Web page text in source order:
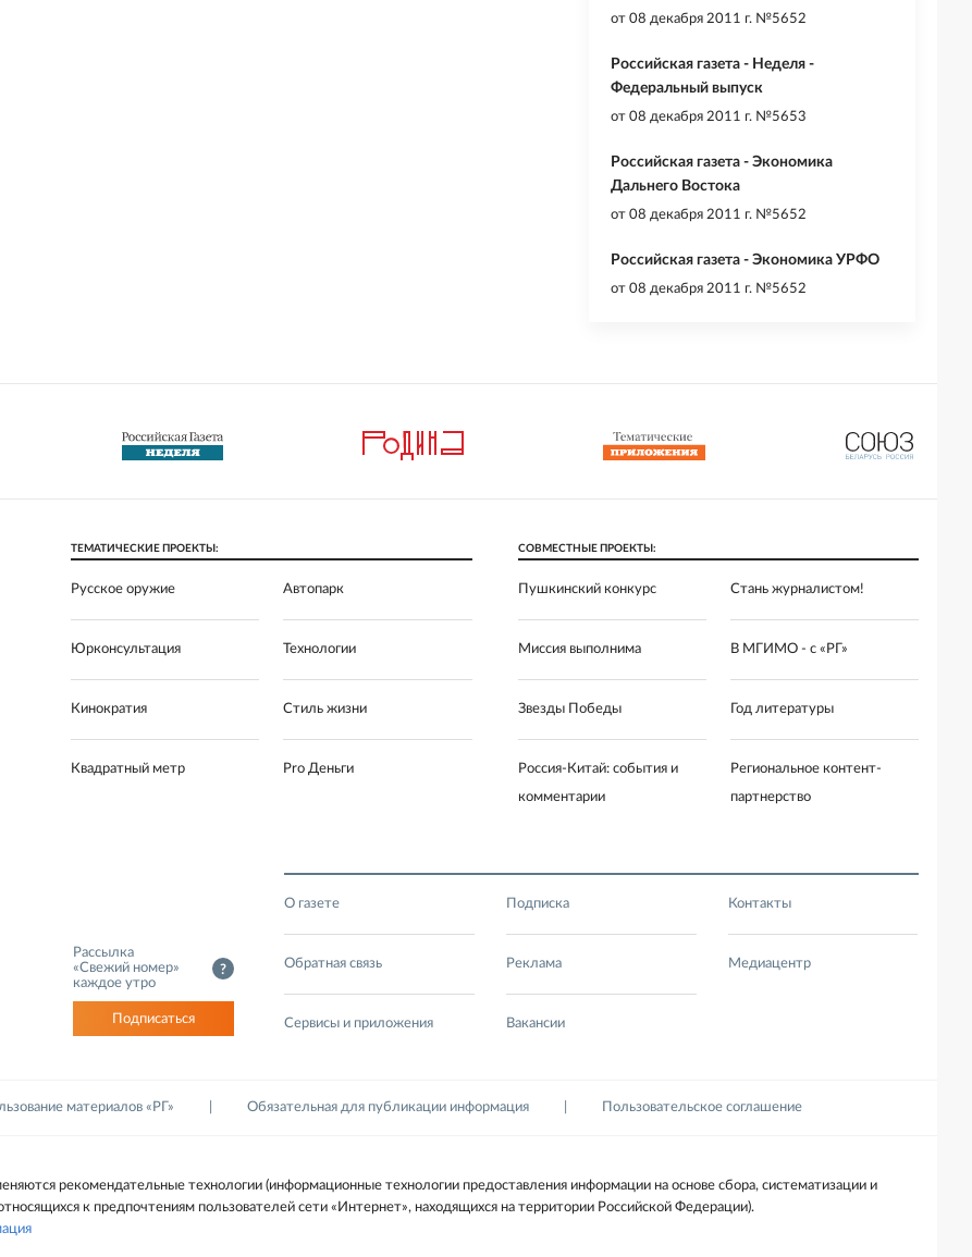
от 08 декабря 2011 г. №5652
Российская газета - Неделя -
Федеральный выпуск
от 08 декабря 2011 г. №5653
Российская газета - Экономика
Дальнего Востока
от 08 декабря 2011 г. №5652
Российская газета - Экономика УРФО
от 08 декабря 2011 г. №5652
ТЕМАТИЧЕСКИЕ ПРОЕКТЫ:
Русское оружие Автопарк
Юрконсультация Технологии
Кинократия Стиль жизни
Квадратный метр Pro Деньги
СОВМЕСТНЫЕ ПРОЕКТЫ:
Пушкинский конкурс Стань журналистом!
Миссия выполнима В МГИМО - с «РГ»
Звезды Победы Год литературы
Россия-Китай: события и
комментарии
Региональное контент-
партнерство
О газете Подписка Контакты
Обратная связь Реклама Медиацентр
Сервисы и приложения Вакансии
Рассылка
«Свежий номер»
каждое утро
?
Подписаться
материалов «РГ» Обязательная для публикации информация Пользовательское соглашение
рекомендательные технологии (информационные технологии предоставления информации на основе сбора, систематизации и
к предпочтениям пользователей сети «Интернет», находящихся на территории Российской Федерации).